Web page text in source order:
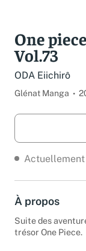
One
Vol.73
ODA Eiichirô
Glénat Manga
À propos
Suite des
trésor One Piece.